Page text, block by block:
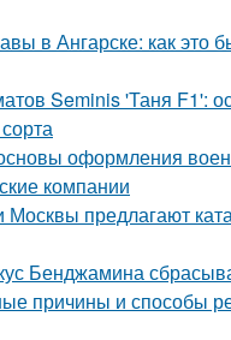
в Ангарске: как это
Seminis 'Таня F1':
оформления
компании
Москвы предлагают
Бенджамина
причины и способы